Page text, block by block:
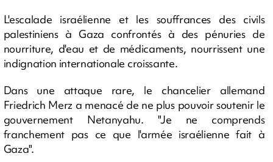
L'escalade israélienne et les souffrances des civils
palestiniens à Gaza confrontés à des pénuries de
nourriture, d'eau et de médicaments, nourrissent une
indignation internationale croissante.
Dans une attaque rare, le chancelier allemand
Friedrich Merz a menacé de ne plus pouvoir soutenir le
gouvernement Netanyahu. "Je ne comprends
franchement pas ce que l'armée israélienne fait à
Gaza".